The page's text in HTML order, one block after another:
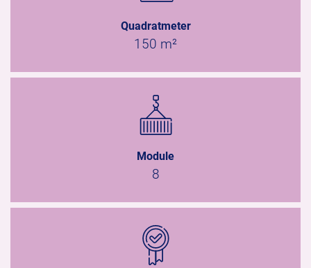
Quadratmeter
150 m²
Module
8